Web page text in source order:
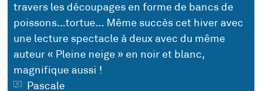
travers les découpages en forme de bancs de
poissons...tortue... Même succès cet hiver avec
une lecture spectacle à deux avec du même
auteur « Pleine neige » en noir et blanc,
magnifique aussi !
Pascale